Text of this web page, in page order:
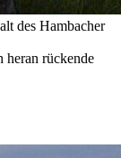
des Hambacher
heran rückende